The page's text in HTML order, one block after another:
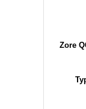
Zore